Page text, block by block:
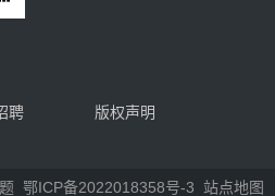
聘
版权声明
鄂ICP备2022018358号-3 站点地图